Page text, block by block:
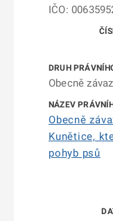
IČO:
Obecně
Obecně
Kunětice,
pohyb psů